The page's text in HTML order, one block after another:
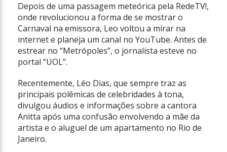
Depois de uma passagem meteórica pela RedeTV!,
onde revolucionou a forma de se mostrar o
Carnaval na emissora, Leo voltou a mirar na
internet e planeja um canal no YouTube. Antes de
estrear no “Metrópoles”, o jornalista esteve no
portal “UOL”.
Recentemente, Léo Dias, que sempre traz as
principais polêmicas de celebridades à tona,
divulgou áudios e informações sobre a cantora
Anitta após uma confusão envolvendo a mãe da
artista e o aluguel de um apartamento no Rio de
Janeiro.